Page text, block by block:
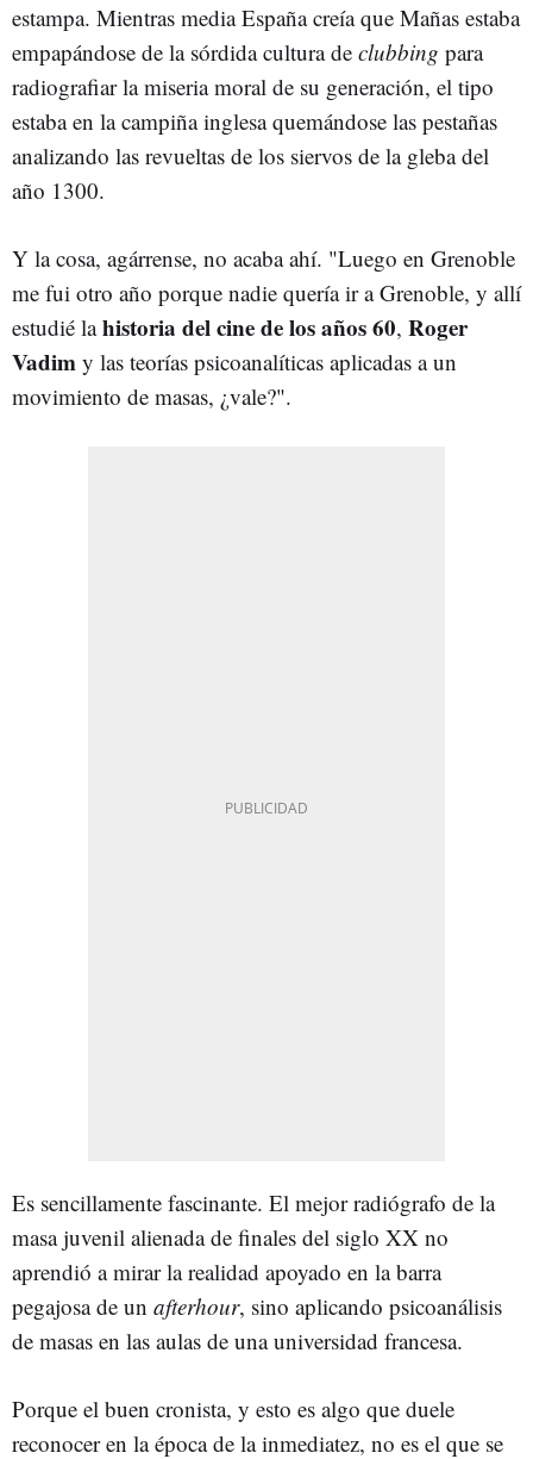
estampa. Mientras media España creía que Mañas estaba
empapándose de la sórdida cultura de clubbing para
radiografiar la miseria moral de su generación, el tipo
estaba en la campiña inglesa quemándose las pestañas
analizando las revueltas de los siervos de la gleba del
año 1300.
Y la cosa, agárrense, no acaba ahí. "Luego en Grenoble
me fui otro año porque nadie quería ir a Grenoble, y allí
estudié lahistoria del cine de los años 60, Roger
Vadim y las teorías psicoanalíticas aplicadas a un
movimiento de masas, ¿vale?".
Es sencillamente fascinante. El mejor radiógrafo de la
masa juvenil alienada de finales del siglo XX no
aprendió a mirar la realidad apoyado en la barra
pegajosa de un afterhour, sino aplicando psicoanálisis
de masas en las aulas de una universidad francesa.
Porque el buen cronista, y esto es algo que duele
reconocer en la época de la inmediatez, no es el que se